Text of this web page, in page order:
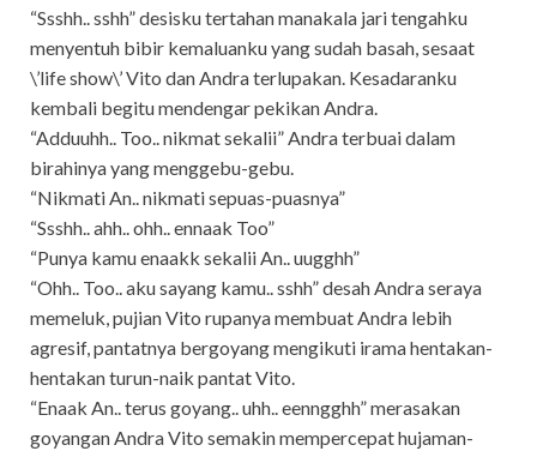
“Ssshh.. sshh” desisku tertahan manakala jari tengahku
menyentuh bibir kemaluanku yang sudah basah, sesaat
\’life show\’ Vito dan Andra terlupakan. Kesadaranku
kembali begitu mendengar pekikan Andra.
“Adduuhh.. Too.. nikmat sekalii” Andra terbuai dalam
birahinya yang menggebu-gebu.
“Nikmati An.. nikmati sepuas-puasnya”
“Ssshh.. ahh.. ohh.. ennaak Too”
“Punya kamu enaakk sekalii An.. uugghh”
“Ohh.. Too.. aku sayang kamu.. sshh” desah Andra seraya
memeluk, pujian Vito rupanya membuat Andra lebih
agresif, pantatnya bergoyang mengikuti irama hentakan-
hentakan turun-naik pantat Vito.
“Enaak An.. terus goyang.. uhh.. eenngghh” merasakan
goyangan Andra Vito semakin mempercepat hujaman-